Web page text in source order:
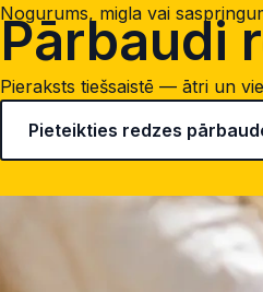
Nogurums, migla vai
Pārbaudi
Pieraksts tiešsaistē — ātri un
Pieteikties redzes